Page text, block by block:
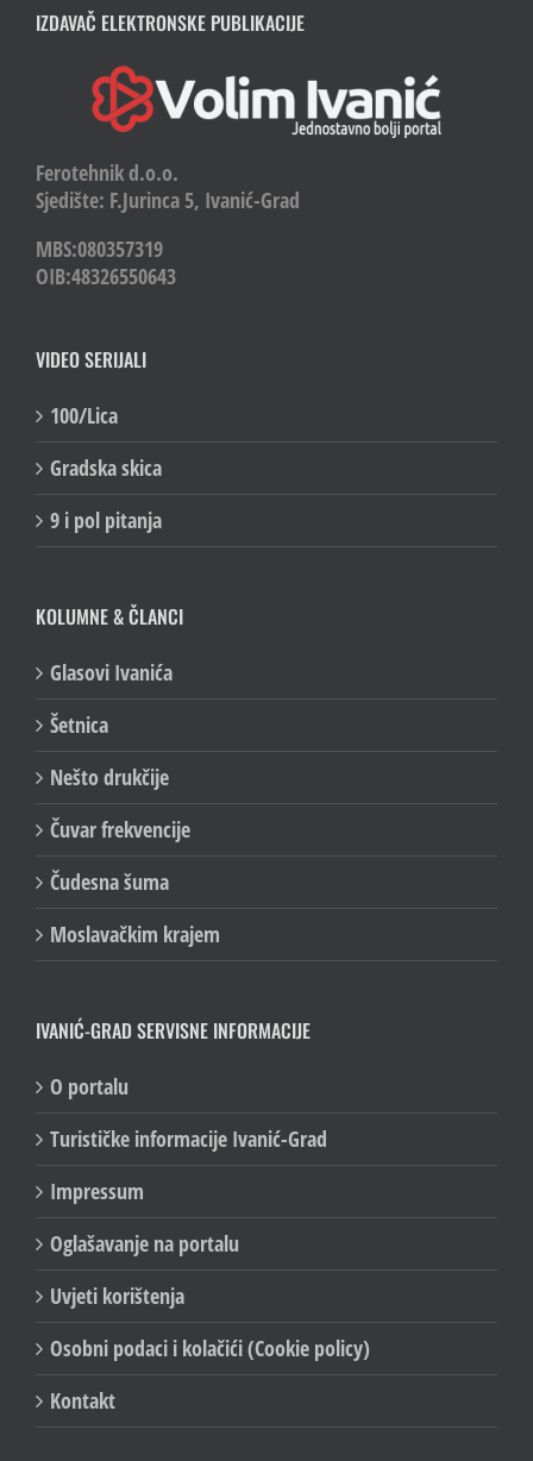
IZDAVAČ ELEKTRONSKE PUBLIKACIJE
Ferotehnik d.o.o.
Sjedište: F.Jurinca 5, Ivanić-Grad
MBS:080357319
OIB:48326550643
VIDEO SERIJALI
100/Lica
Gradska skica
9 i pol pitanja
KOLUMNE & ČLANCI
Glasovi Ivanića
Šetnica
Nešto drukčije
Čuvar frekvencije
Čudesna šuma
Moslavačkim krajem
IVANIĆ-GRAD SERVISNE INFORMACIJE
O portalu
Turističke informacije Ivanić-Grad
Impressum
Oglašavanje na portalu
Uvjeti korištenja
Osobni podaci i kolačići (Cookie policy)
Kontakt